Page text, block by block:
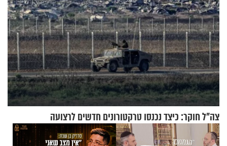
צה"ל חוקר: כיצד נכנסו טרקטורונים חדשים לרצועה